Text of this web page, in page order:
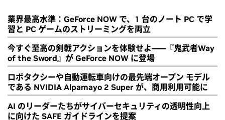
業界最高水準：GeForce NOW で、1 台のノート PC で学
習と PC ゲームのストリーミングを両立
今すぐ至高の剣戟アクションを体験せよ――『鬼武者Way
of the Sword』が GeForce NOW に登場
ロボタクシーや自動運転車向けの最先端オープン モデル
である NVIDIA Alpamayo 2 Super が、商用利用可能に
AI のリーダーたちがサイバーセキュリティの透明性向上
に向けた SAFE ガイドラインを提案